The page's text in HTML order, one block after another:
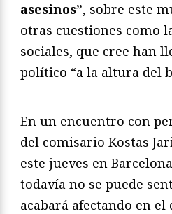
asesinos”, sobre este
otras cuestiones como
sociales, que cree han
político “a la altura del
En un encuentro con
del comisario Kostas
este jueves en
todavía no se puede
acabará afectando en el